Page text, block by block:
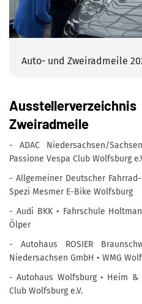
Auto- und Zweiradmeile
Zweiradmeile
- ADAC Niedersachsen/
Passione Vespa Club Wolfsburg
- Allgemeiner Deutscher Fahrrad-
Spezi Mesmer E-Bike Wolfsburg
- Audi BKK • Fahrschule
Ölper
- Autohaus ROSIER
Niedersachsen GmbH • WMG
- Autohaus Wolfsburg • Heim &
Club Wolfsburg e.V.